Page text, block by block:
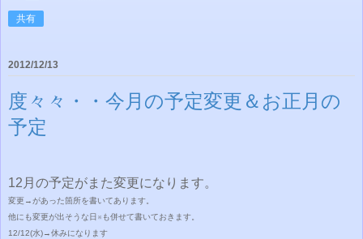
共有
2012/12/13
度々々・・今月の予定変更＆お正月の
予定
12月の予定がまた変更になります。
変更→があった箇所を書いてあります。
他にも変更が出そうな日※も併せて書いておきます。
12/12(水)→休みになります